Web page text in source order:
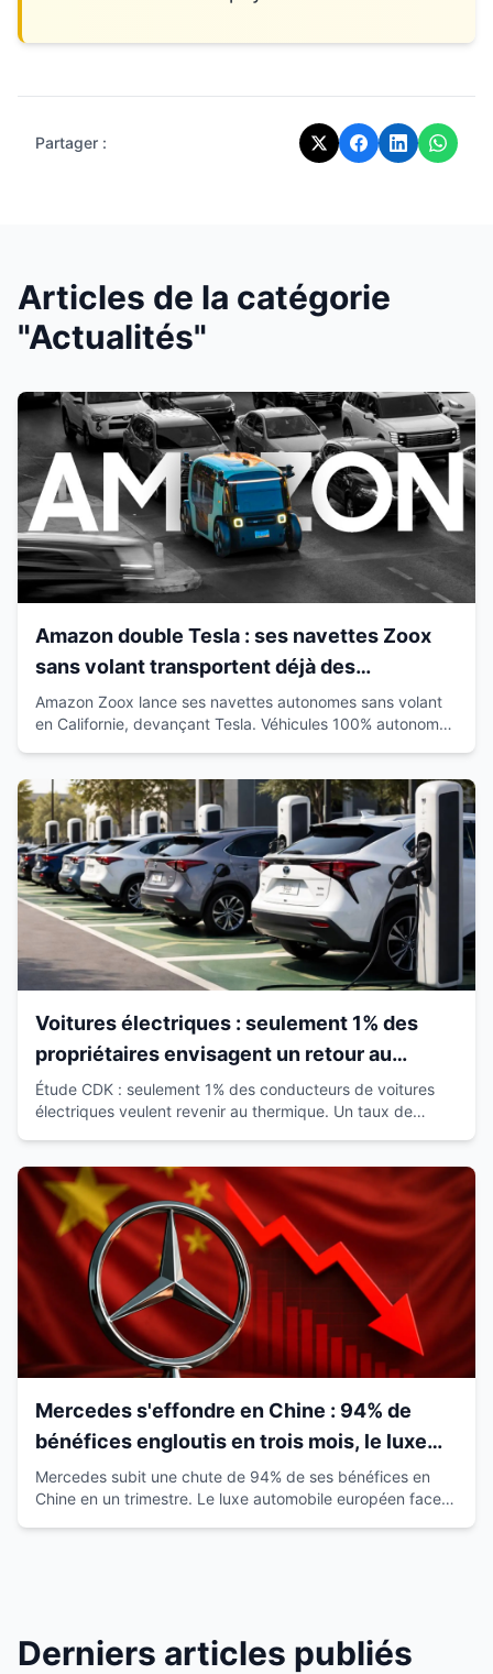
Partager :
Articles de la catégorie
"Actualités"
Amazon double Tesla : ses navettes Zoox
sans volant transportent déjà des
passagers en Californie
Amazon Zoox lance ses navettes autonomes sans volant
en Californie, devançant Tesla. Véhicules 100% autonomes
Voitures électriques : seulement 1% des
propriétaires envisagent un retour au
thermique
Étude CDK : seulement 1% des conducteurs de voitures
électriques veulent revenir au thermique. Un taux de
Mercedes s'effondre en Chine : 94% de
bénéfices engloutis en trois mois, le luxe
européen vacille
Mercedes subit une chute de 94% de ses bénéfices en
Chine en un trimestre. Le luxe automobile européen face à
Derniers articles publiés